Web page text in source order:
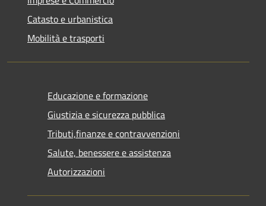
Catasto e urbanistica
Mobilità e trasporti
Educazione e formazione
Giustizia e sicurezza pubblica
Tributi,finanze e contravvenzioni
Salute, benessere e assistenza
Autorizzazioni